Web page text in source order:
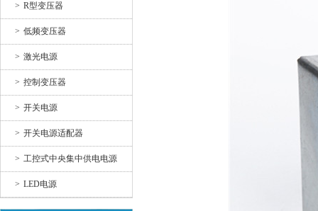
> R型变压器
> 低频变压器
> 激光电源
> 控制变压器
> 开关电源
> 开关电源适配器
> 工控式中央集中供电电源
> LED电源